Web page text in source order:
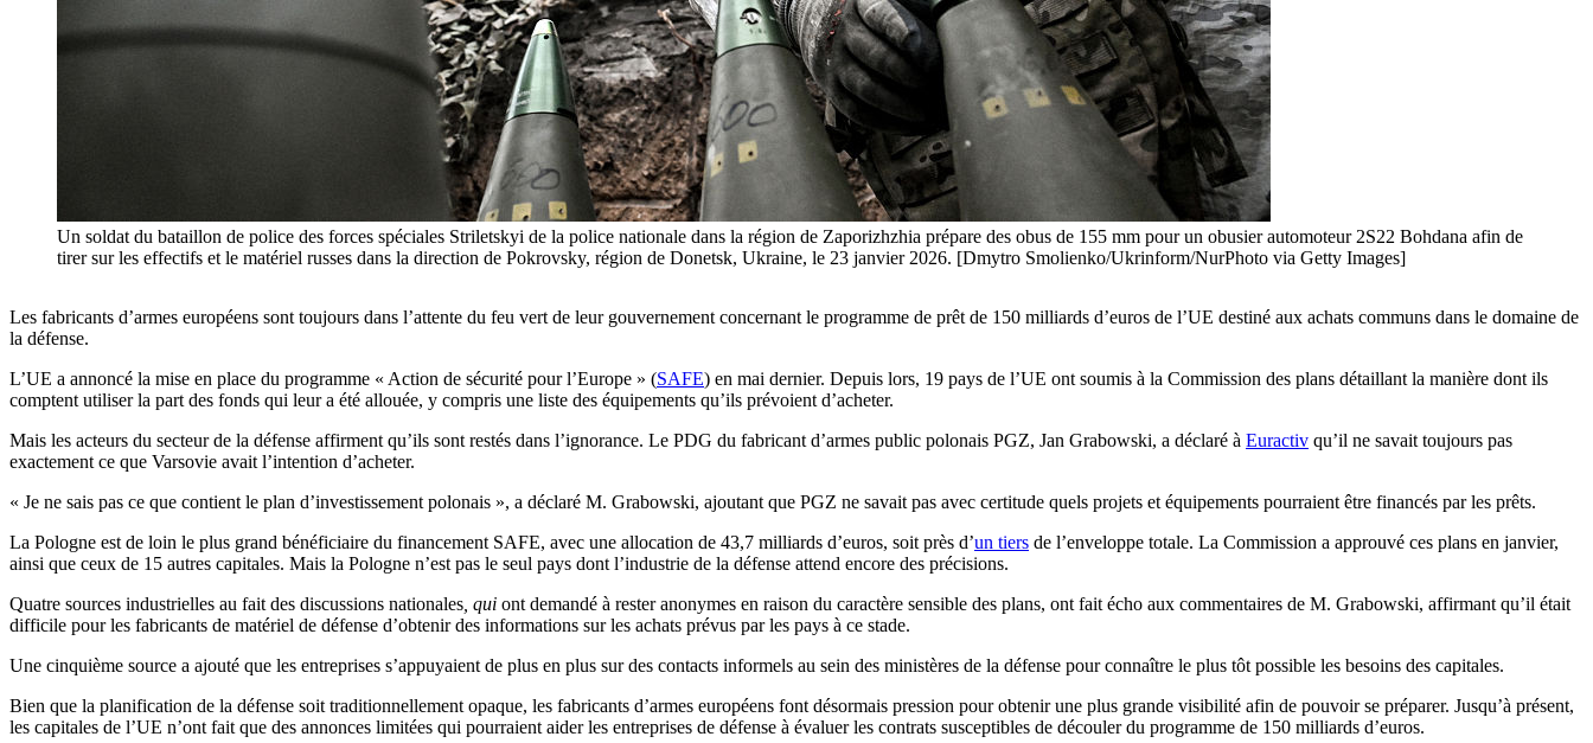
Un soldat du bataillon de police des forces spéciales Striletskyi de la police nationale dans la région de Zaporizhzhia prépare des obus de 155 mm pour un obusier automoteur 2S22 Bohdana afin de
tirer sur les effectifs et le matériel russes dans la direction de Pokrovsky, région de Donetsk, Ukraine, le 23 janvier 2026. [Dmytro Smolienko/Ukrinform/NurPhoto via Getty Images]
Les fabricants d’armes européens sont toujours dans l’attente du feu vert de leur gouvernement concernant le programme de prêt de 150 milliards d’euros de l’UE destiné aux achats communs dans le domaine de
la défense.
L’UE a annoncé la mise en place du programme « Action de sécurité pour l’Europe » (SAFE) en mai dernier. Depuis lors, 19 pays de l’UE ont soumis à la Commission des plans détaillant la manière dont ils
comptent utiliser la part des fonds qui leur a été allouée, y compris une liste des équipements qu’ils prévoient d’acheter.
Mais les acteurs du secteur de la défense affirment qu’ils sont restés dans l’ignorance. Le PDG du fabricant d’armes public polonais PGZ, Jan Grabowski, a déclaré à Euractiv qu’il ne savait toujours pas
exactement ce que Varsovie avait l’intention d’acheter.
« Je ne sais pas ce que contient le plan d’investissement polonais », a déclaré M. Grabowski, ajoutant que PGZ ne savait pas avec certitude quels projets et équipements pourraient être financés par les prêts.
La Pologne est de loin le plus grand bénéficiaire du financement SAFE, avec une allocation de 43,7 milliards d’euros, soit près d’un tiers de l’enveloppe totale. La Commission a approuvé ces plans en janvier,
ainsi que ceux de 15 autres capitales. Mais la Pologne n’est pas le seul pays dont l’industrie de la défense attend encore des précisions.
Quatre sources industrielles au fait des discussions nationales , qui ont demandé à rester anonymes en raison du caractère sensible des plans, ont fait écho aux commentaires de M. Grabowski, affirmant qu’il était
difficile pour les fabricants de matériel de défense d’obtenir des informations sur les achats prévus par les pays à ce stade.
Une cinquième source a ajouté que les entreprises s’appuyaient de plus en plus sur des contacts informels au sein des ministères de la défense pour connaître le plus tôt possible les besoins des capitales.
Bien que la planification de la défense soit traditionnellement opaque, les fabricants d’armes européens font désormais pression pour obtenir une plus grande visibilité afin de pouvoir se préparer. Jusqu’à présent,
les capitales de l’UE n’ont fait que des annonces limitées qui pourraient aider les entreprises de défense à évaluer les contrats susceptibles de découler du programme de 150 milliards d’euros.